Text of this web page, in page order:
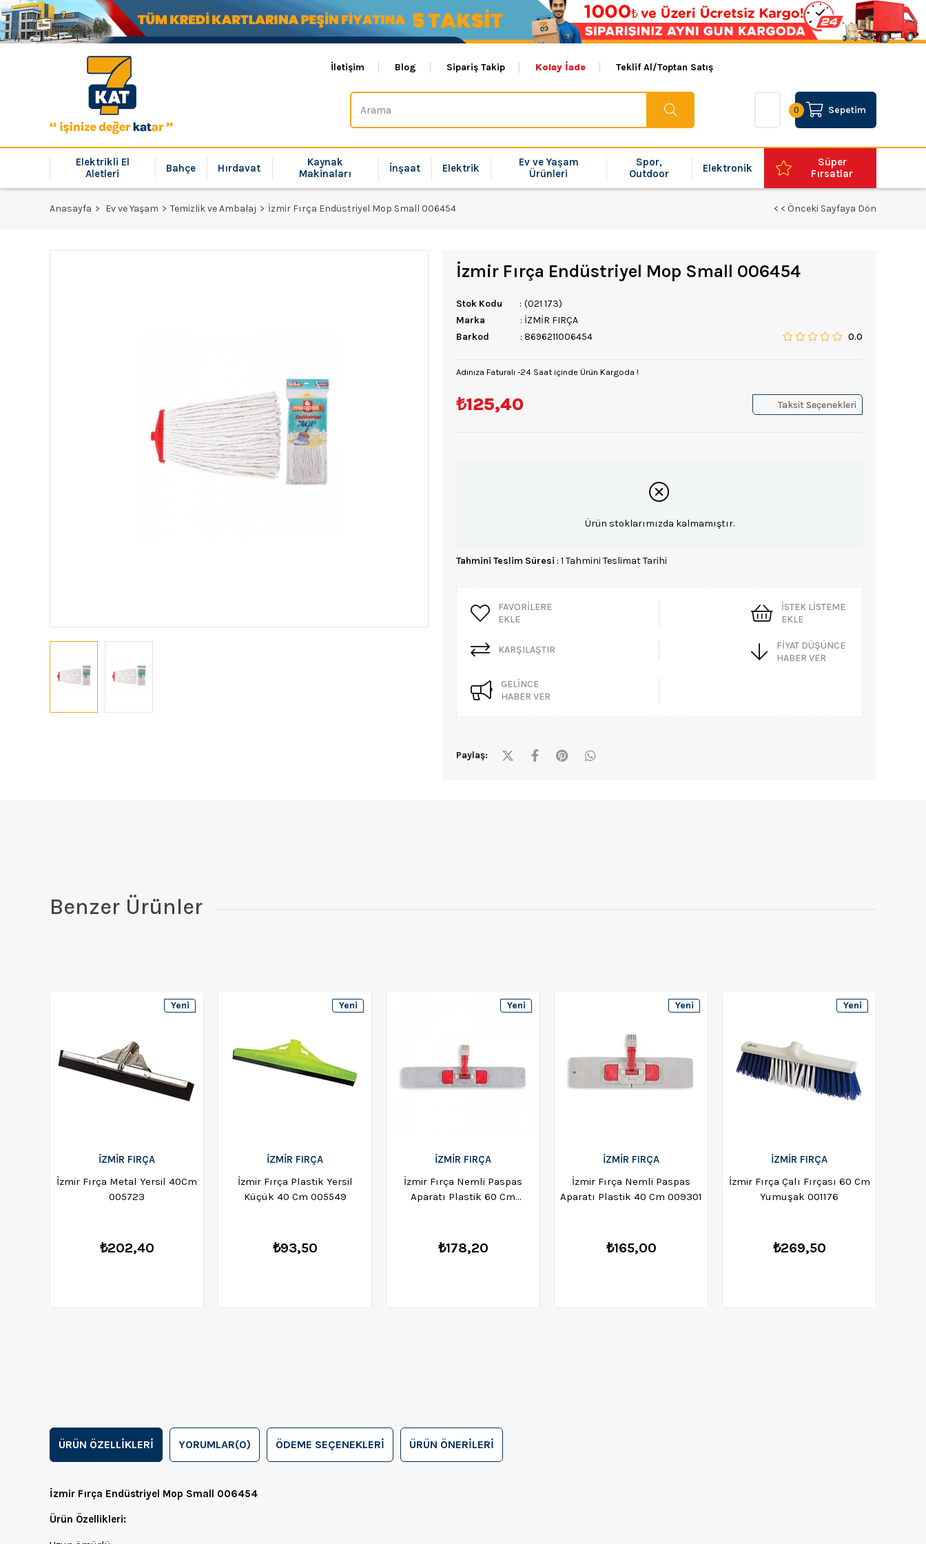
İletişim Blog Sipariş Takip Kolay İade Teklif Al/Toptan Satış
Sepetim
0
Elektrikli El
Aletleri
Bahçe Hırdavat
Kaynak
Makinaları
İnşaat Elektrik
Ev ve Yaşam
Ürünleri
Spor,
Outdoor
Elektronik
Süper
Fırsatlar
Anasayfa Ev ve Yaşam Temizlik ve Ambalaj İzmir Fırça Endüstriyel Mop Small 006454 < < Önceki Sayfaya Dön
İzmir Fırça Endüstriyel Mop Small 006454
Stok Kodu
(021 173)
Marka
: İZMİR FIRÇA
Barkod
: 8696211006454 0.0
Adınıza Faturalı -24 Saat içinde Ürün Kargoda !
₺125,40 Taksit Seçenekleri
Ürün stoklarımızda kalmamıştır.
Tahmini Teslim Süresi : 1 Tahmini Teslimat Tarihi
FAVORILERE
EKLE
İSTEK LISTEME
EKLE
KARŞILAŞTIR
FIYAT DÜŞÜNCE
HABER VER
GELINCE
HABER VER
Paylaş:
Benzer Ürünler
İZMİR FIRÇA
İzmir Fırça Metal Yersil 40Cm
005723
₺202,40
Yeni
İZMİR FIRÇA
İzmir Fırça Plastik Yersil
Küçük 40 Cm 005549
₺93,50
Yeni
İZMİR FIRÇA
İzmir Fırça Nemli Paspas
Aparatı Plastik 60 Cm
₺178,20
Yeni
İZMİR FIRÇA
İzmir Fırça Nemli Paspas
Aparatı Plastik 40 Cm 009301
₺165,00
Yeni
İZMİR FIRÇA
İzmir Fırça Çalı Fırçası 60 Cm
Yumuşak 001176
₺269,50
Yeni
ÜRÜN ÖZELLIKLERI YORUMLAR(0) ÖDEME SEÇENEKLERI ÜRÜN ÖNERILERI
İzmir Fırça Endüstriyel Mop Small 006454
Ürün Özellikleri: